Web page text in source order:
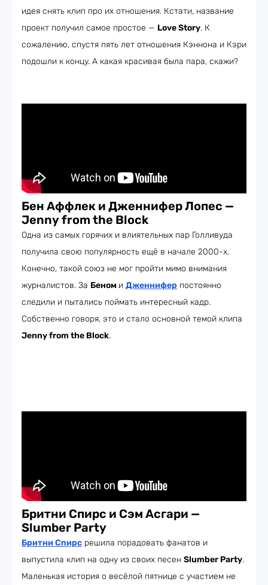
идея снять клип про их отношения. Кстати, название
проект получил самое простое — Love Story. К
сожалению, спустя пять лет отношения Кэннона и Кэри
подошли к концу. А какая красивая была пара, скажи?
Бен Аффлек и Дженнифер Лопес —
Jenny from the Block
Одна из самых горячих и влиятельных пар Голливуда
получила свою популярность ещё в начале 2000-х.
Конечно, такой союз не мог пройти мимо внимания
журналистов. За Беном и Дженнифер постоянно
следили и пытались поймать интересный кадр.
Собственно говоря, это и стало основной темой клипа
Jenny from the Block.
Бритни Спирс и Сэм Асгари —
Slumber Party
Бритни Спирс решила порадовать фанатов и
выпустила клип на одну из своих песен Slumber Party.
Маленькая история о весёлой пятнице с участием не